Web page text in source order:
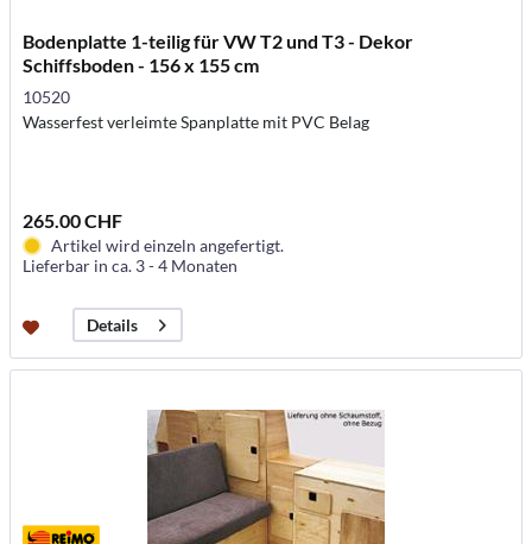
Bodenplatte 1-teilig für VW T2 und T3 - Dekor
Schiffsboden - 156 x 155 cm
10520
Wasserfest verleimte Spanplatte mit PVC Belag
265.00 CHF
Artikel wird einzeln angefertigt.
Lieferbar in ca. 3 - 4 Monaten
Details